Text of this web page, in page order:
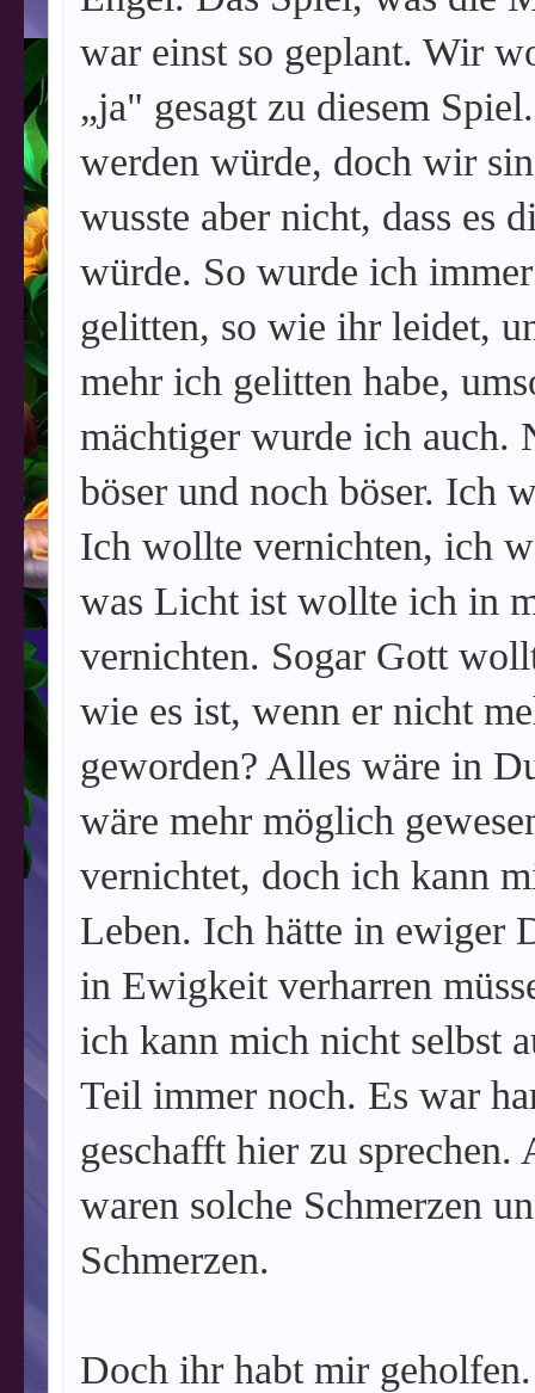
war einst so geplant. Wir
„ja" gesagt zu diesem
werden würde, doch wir
wusste aber nicht, dass es
würde. So wurde ich
gelitten, so wie ihr leidet,
mehr ich gelitten habe,
mächtiger wurde ich auch.
böser und noch böser. Ich
Ich wollte vernichten, ich
was Licht ist wollte ich in
vernichten. Sogar Gott
wie es ist, wenn er nicht
geworden? Alles wäre in
wäre mehr möglich
vernichtet, doch ich kann
Leben. Ich hätte in ewiger
in Ewigkeit verharren
ich kann mich nicht selbst
Teil immer noch. Es war
geschafft hier zu
waren solche Schmerzen
Schmerzen.
Doch ihr habt mir